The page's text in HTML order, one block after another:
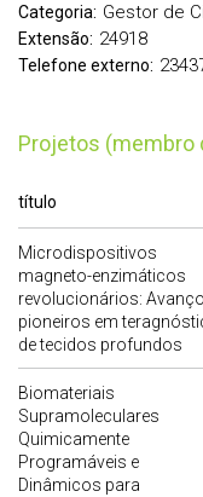
Categoria: Gestor de
Extensão: 24918
Telefone externo:
Projetos (membro
título
Microdispositivos
magneto-enzimáticos
revolucionários:
pioneiros em
de tecidos profundos
Biomateriais
Supramoleculares
Quimicamente
Programáveis e
Dinâmicos para